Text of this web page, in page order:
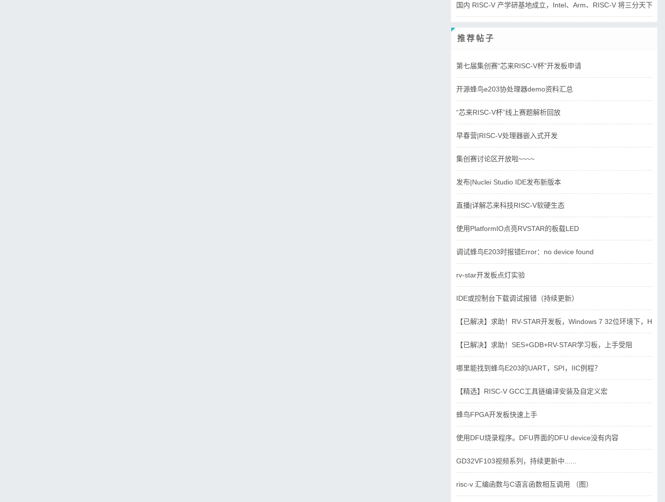
国内 RISC-V 产学研基地成立，Intel、Arm、RISC-V 将三分天下？
推荐帖子
第七届集创赛“芯来RISC-V杯”开发板申请
开源蜂鸟e203协处理器demo资料汇总
“芯来RISC-V杯”线上赛题解析回放
早春营|RISC-V处理器嵌入式开发
集创赛讨论区开放啦~~~~
发布|Nuclei Studio IDE发布新版本
直播|详解芯来科技RISC-V软硬生态
使用PlatformIO点亮RVSTAR的板载LED
调试蜂鸟E203时报错Error：no device found
rv-star开发板点灯实验
IDE或控制台下载调试报错（持续更新）
【已解决】求助！RV-STAR开发板，Windows 7 32位环境下，
【已解决】求助！SES+GDB+RV-STAR学习板，上手受阻
哪里能找到蜂鸟E203的UART，SPI，IIC例程？
【精选】RISC-V GCC工具链编译安装及自定义宏
蜂鸟FPGA开发板快速上手
使用DFU烧录程序。DFU界面的DFU device没有内容
GD32VF103视频系列，持续更新中......
risc-v 汇编函数与C语言函数相互调用 （图）